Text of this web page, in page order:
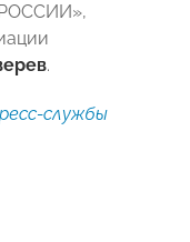
.
службы